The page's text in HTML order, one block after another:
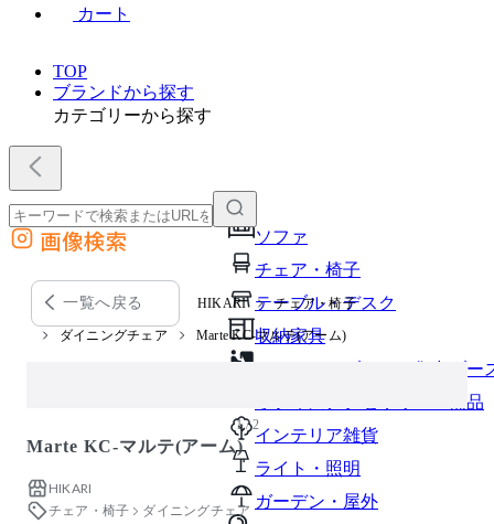
カート
TOP
ブランドから探す
カテゴリーから探す
ソファ
チェア・椅子
テーブル・デスク
収納家具
パーソナルブース・集中ブー
オフィスアクセサリー・備品
インテリア雑貨
ライト・照明
ガーデン・屋外
外部サイトの商品をカートに追加
他のサイトで見つけた商品ページのURLを貼り付けて、カートに追加できます
画像検索
一覧へ戻る HIKARI チェア・椅子
ダイニングチェア Marte KC-マルテ(アーム)
1 / 2
Marte KC-マルテ(アーム)
HIKARI
チェア・椅子
ダイニングチェア